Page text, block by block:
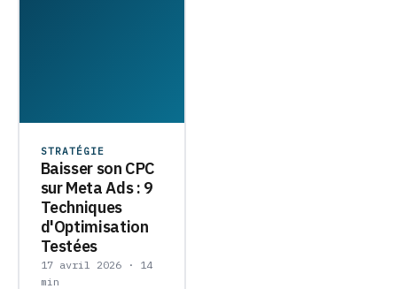
STRATÉGIE
Baisser son CPC
sur Meta Ads : 9
Techniques
d'Optimisation
Testées
17 avril 2026 · 14
min